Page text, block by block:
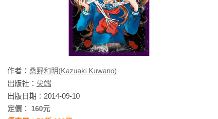
作者： 桑野和明(Kazuaki Kuwano)
出版社： 尖端
出版日期：2014-09-10
定價： 160元